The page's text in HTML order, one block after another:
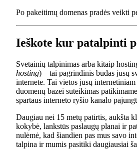
Po pakeitimų domenas pradės veikti
Ieškote kur patalpinti
Svetainių talpinimas arba kitaip
hosting) – tai pagrindinis būdas jūsų
internete. Tai vietos jūsų
duomenų bazei suteikimas
spartaus interneto ryšio kanalo
Daugiau nei 15 metų patirtis, aukšta
kokybė, lankstūs paslaugų planai ir
nulėmė, kad šiandien pas mus savo
talpina ir mumis pasitiki daugiausiai